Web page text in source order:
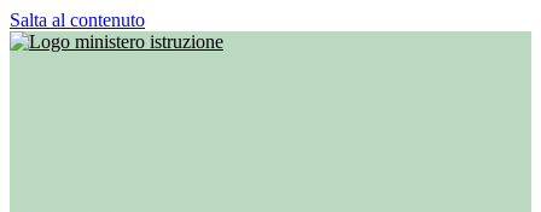
Salta al contenuto